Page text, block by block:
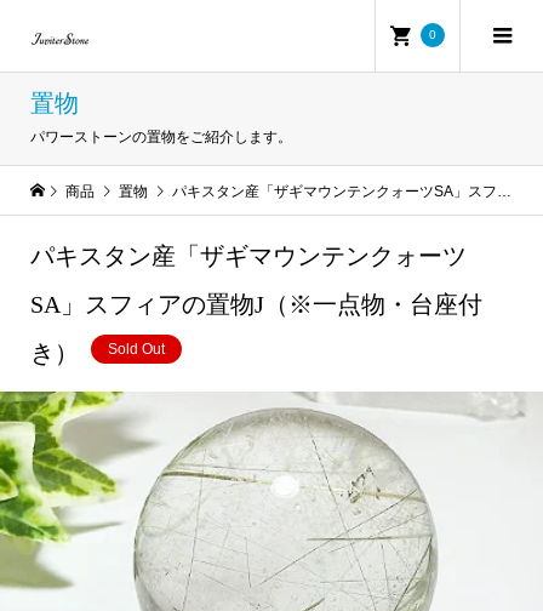
0
置物
パワーストーンの置物をご紹介します。
商品 置物 パキスタン産「ザギマウンテンクォーツSA」スフィアの置物J（※一点物・台座付き）
パキスタン産「ザギマウンテンクォーツ
SA」スフィアの置物J（※一点物・台座付
き）
Sold Out